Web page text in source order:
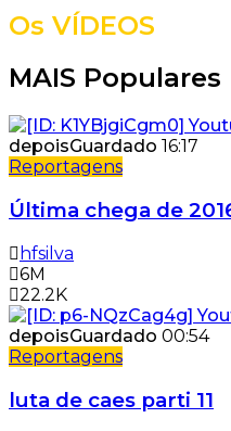
Os VÍDEOS
MAIS Populares
depoisGuardado 16:17
Reportagens
Última chega de
hfsilva
6M
22.2K
depoisGuardado 00:54
Reportagens
luta de caes parti 11